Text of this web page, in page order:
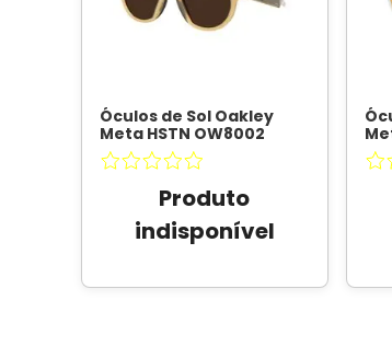
Óculos de Sol Oakley
Meta HSTN OW8002
Preto / Transitions
Ametista Unissex
OAKLEY META
Produto
indisponível